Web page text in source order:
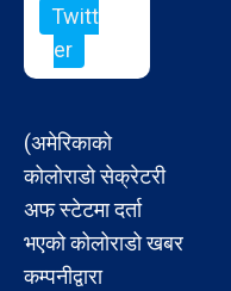
Twitt
er
(अमेरिकाको
कोलोराडो सेक्रेटरी
अफ स्टेटमा दर्ता
भएको कोलोराडो खबर
कम्पनीद्वारा